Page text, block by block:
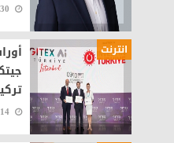
انترنت
تركيا
2025-10-14